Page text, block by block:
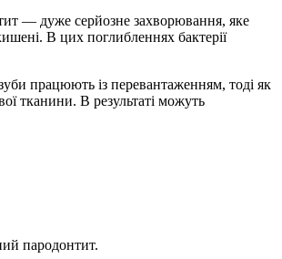
— дуже серйозне захворювання, яке
В цих поглибленнях бактерії
працюють із перевантаженням, тоді як
тканини. В результаті можуть
пародонтит.